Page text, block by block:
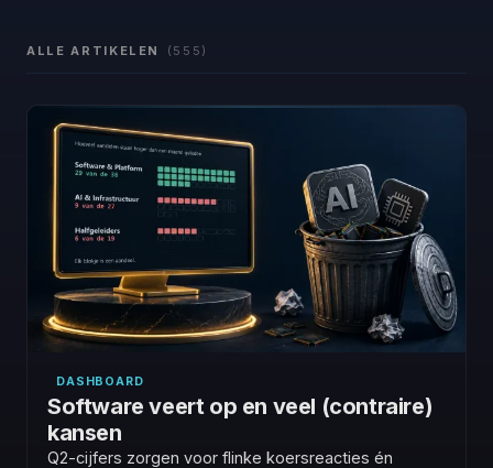
ALLE ARTIKELEN (555)
DASHBOARD
Software veert op en veel (contraire)
kansen
Q2-cijfers zorgen voor flinke koersreacties én